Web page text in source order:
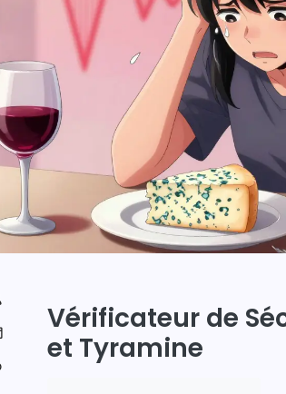
Vérificateur de
et Tyramine